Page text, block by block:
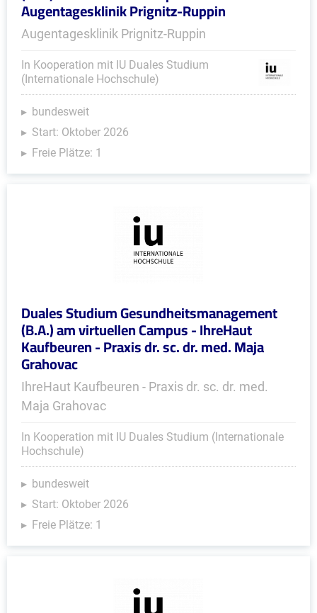
Augentagesklinik Prignitz-Ruppin
Augentagesklinik Prignitz-Ruppin
In Kooperation mit IU Duales Studium
(Internationale Hochschule)
bundesweit
Start: Oktober 2026
Freie Plätze: 1
Duales Studium Gesundheitsmanagement
(B.A.) am virtuellen Campus - IhreHaut
Kaufbeuren - Praxis dr. sc. dr. med. Maja
Grahovac
IhreHaut Kaufbeuren - Praxis dr. sc. dr. med.
Maja Grahovac
In Kooperation mit IU Duales Studium (Internationale
Hochschule)
bundesweit
Start: Oktober 2026
Freie Plätze: 1